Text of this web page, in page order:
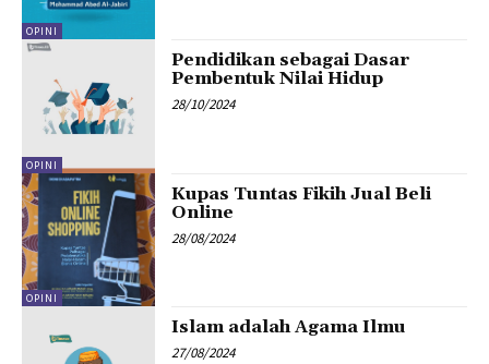
OPINI
OPINI
Pendidikan sebagai Dasar
Pembentuk Nilai Hidup
28/10/2024
OPINI
Kupas Tuntas Fikih Jual Beli
Online
28/08/2024
Islam adalah Agama Ilmu
27/08/2024